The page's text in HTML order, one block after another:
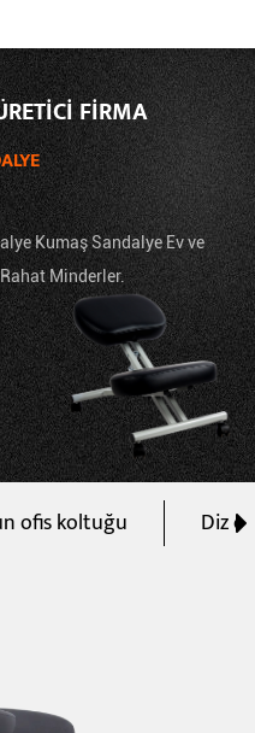
FIRMA
Kumaş Sandalye Ev ve
Minderler.
Diz çökmüş